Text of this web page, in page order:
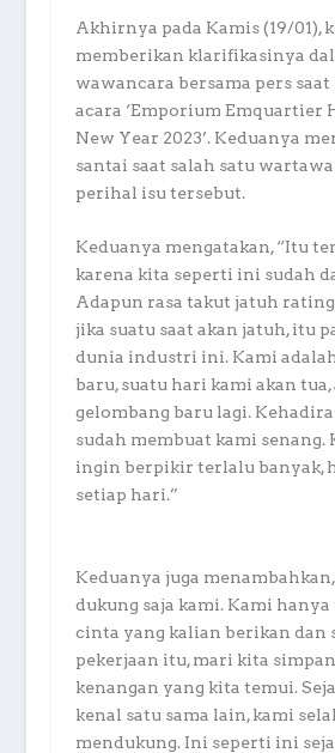
Akhirnya pada Kamis (19/01),
memberikan klarifikasinya
wawancara bersama pers
acara ‘Emporium Emquartier
New Year 2023’. Keduanya
santai saat salah satu
perihal isu tersebut.
Keduanya mengatakan, “Itu
karena kita seperti ini sudah
Adapun rasa takut jatuh
jika suatu saat akan jatuh, itu
dunia industri ini. Kami
baru, suatu hari kami akan tua,
gelombang baru lagi.
sudah membuat kami senang.
ingin berpikir terlalu banyak,
setiap hari.”
Keduanya juga
dukung saja kami. Kami hanya
cinta yang kalian berikan dan
pekerjaan itu, mari kita
kenangan yang kita temui.
kenal satu sama lain, kami
mendukung. Ini seperti ini